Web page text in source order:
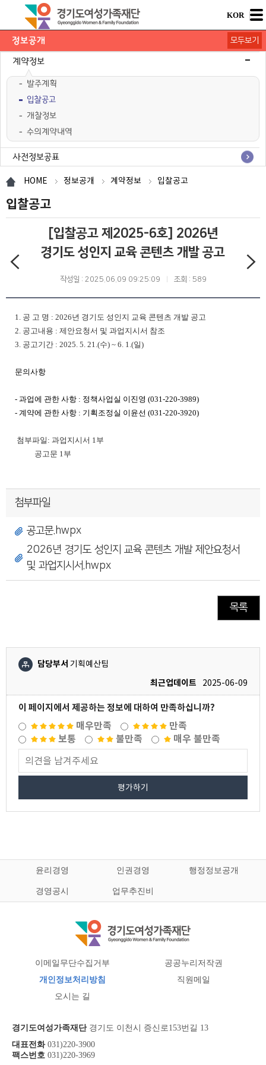
KOR
정보공개
기본공시
경영공시
계약정보
발주계획
입찰공고
개찰정보
수의계약내역
사전정보공표
행정정보공개
공공데이터공개
모두보기
HOME 정보공개 계약정보 입찰공고
입찰공고
[입찰공고 제2025-6호] 2026년
경기도 성인지 교육 콘텐츠 개발 공고
작성일 : 2025.06.09 09:25:09 조회 : 589
1. 공 고 명 : 2026년 경기도 성인지 교육 콘텐츠 개발 공고
2. 공고내용 : 제안요청서 및 과업지시서 참조
3. 공고기간 : 2025. 5. 21.(수) ~ 6. 1.(일)
문의사항
- 과업에 관한 사항 : 정책사업실 이진영 (031-220-3989)
- 계약에 관한 사항 : 기획조정실 이윤선 (031-220-3920)
첨부파일: 과업지시서 1부
공고문 1부
첨부파일
공고문.hwpx
2026년 경기도 성인지 교육 콘텐츠 개발 제안요청서
및 과업지시서.hwpx
목록
담당부서 기획예산팀
최근업데이트
2025-06-09
이 페이지에서 제공하는 정보에 대하여 만족하십니까?
매우만족
만족
보통
불만족 매우 불만족
평가하기
윤리경영 인권경영 행정정보공개
경영공시 업무추진비
이메일무단수집거부
공공누리저작권
개인정보처리방침
직원메일
오시는 길
경기도여성가족재단경기도 이천시 증신로153번길 13
대표전화031)220-3900
팩스번호 031)220-3969